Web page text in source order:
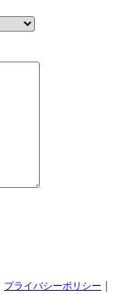
プライバシーポリシー |